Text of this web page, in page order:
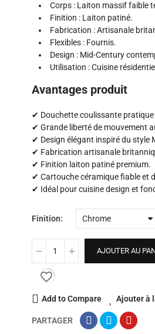
Corps : Laiton massif faible
Finition : Laiton patiné.
Fabrication : Artisanale
Flexibles : Fournis.
Design : Mid-Century
Utilisation : Cuisine
Avantages produit
✔ Douchette coulissante
✔ Grande liberté de mouvement
✔ Design élégant inspiré du style
✔ Fabrication artisanale
✔ Finition laiton patiné premium.
✔ Cartouche céramique fiable et
✔ Idéal pour cuisine design et
Finition
AJOUTER AU
favorite_border
Add to Compare Ajouter à
PARTAGER